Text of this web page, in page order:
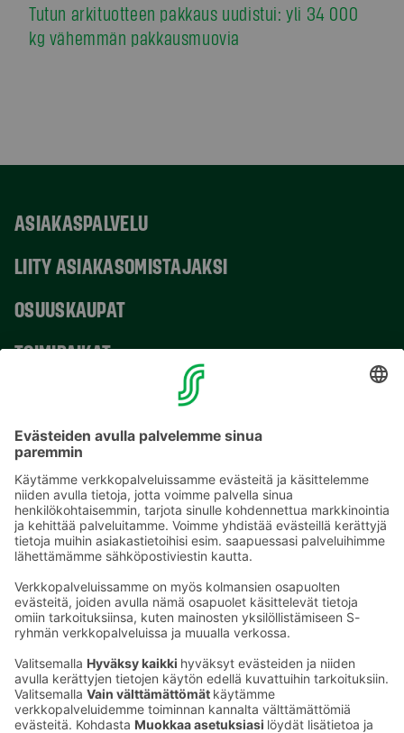
Tutun arkituotteen pakkaus uudistui: yli 34 000
kg vähemmän pakkausmuovia
ASIAKASPALVELU
LIITY ASIAKASOMISTAJAKSI
OSUUSKAUPAT
TOIMIPAIKAT
Sähköpostiosoitteet S-ryhmässä ovat muotoa
etunimi.sukunimi@sok.fi
Seuraa meitä: